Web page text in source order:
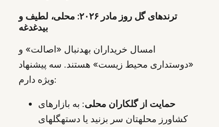
ترندهای گل روز مادر ۲۰۲۶: محلی، لطیف و
بیدغدغه
امسال خریداران بهدنبال «اصالت» و
«دوستداری محیط زیست» هستند. سه پیشنهاد
ویژه دارم:
حمایت از گلکاران محلی: به بازارهای
کشاورز محلهتان سر بزنید یا دستهگلهای